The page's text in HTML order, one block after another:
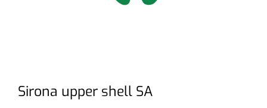
Sirona upper shell SA